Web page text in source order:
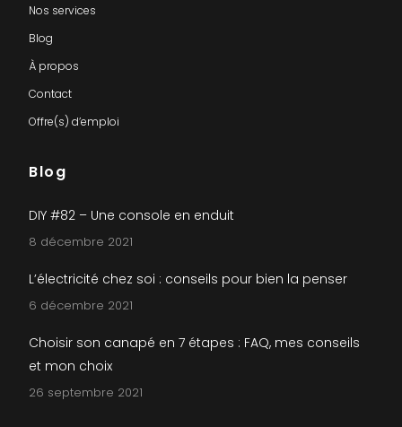
Nos services
Blog
À propos
Contact
Offre(s) d’emploi
Blog
DIY #82 – Une console en enduit
8 décembre 2021
L’électricité chez soi : conseils pour bien la penser
6 décembre 2021
Choisir son canapé en 7 étapes : FAQ, mes conseils
et mon choix
26 septembre 2021